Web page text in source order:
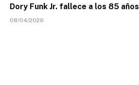
Dory Funk Jr. fallece a los 85 años
08/04/2026